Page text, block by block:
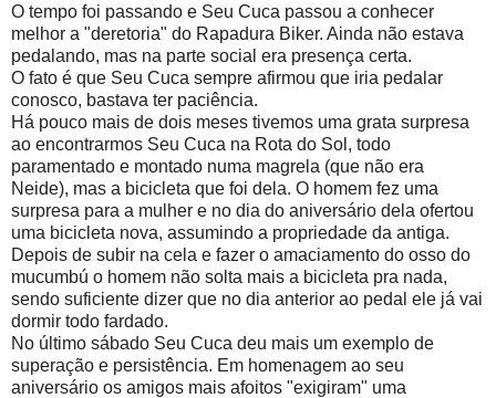
O tempo foi passando e Seu Cuca passou a conhecer
melhor a "deretoria" do Rapadura Biker. Ainda não estava
pedalando, mas na parte social era presença certa.
O fato é que Seu Cuca sempre afirmou que iria pedalar
conosco, bastava ter paciência.
Há pouco mais de dois meses tivemos uma grata surpresa
ao encontrarmos Seu Cuca na Rota do Sol, todo
paramentado e montado numa magrela (que não era
Neide), mas a bicicleta que foi dela. O homem fez uma
surpresa para a mulher e no dia do aniversário dela ofertou
uma bicicleta nova, assumindo a propriedade da antiga.
Depois de subir na cela e fazer o amaciamento do osso do
mucumbú o homem não solta mais a bicicleta pra nada,
sendo suficiente dizer que no dia anterior ao pedal ele já vai
dormir todo fardado.
No último sábado Seu Cuca deu mais um exemplo de
superação e persistência. Em homenagem ao seu
aniversário os amigos mais afoitos "exigiram" uma